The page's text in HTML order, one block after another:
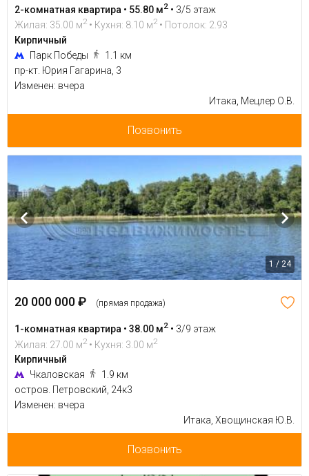
2-комнатная квартира • 55.80 м2 • 3/5 этаж
Жилая: 35.00 м2 • Кухня: 8.10 м2 • Потолок: 2.93
Кирпичный
Парк Победы
1.1 км
пр-кт. Юрия Гагарина, 3
Изменен: вчера
Итака, Мецлер О.В.
Позвонить
1 / 24
20 000 000 ₽ (прямая продажа)
1-комнатная квартира • 38.00 м2 • 3/9 этаж
Жилая: 27.00 м2 • Кухня: 3.00 м2
Кирпичный
Чкаловская
1.9 км
остров. Петровский, 24к3
Изменен: вчера
Итака, Хвощинская Ю.В.
Позвонить